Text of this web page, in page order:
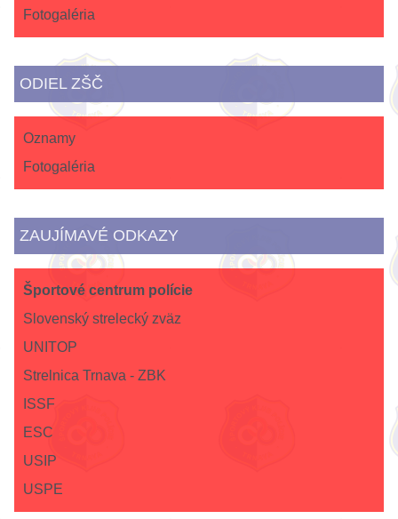
Fotogaléria
ODIEL ZŠČ
Oznamy
Fotogaléria
ZAUJÍMAVÉ ODKAZY
Športové centrum polície
Slovenský strelecký zväz
UNITOP
Strelnica Trnava - ZBK
ISSF
ESC
USIP
USPE